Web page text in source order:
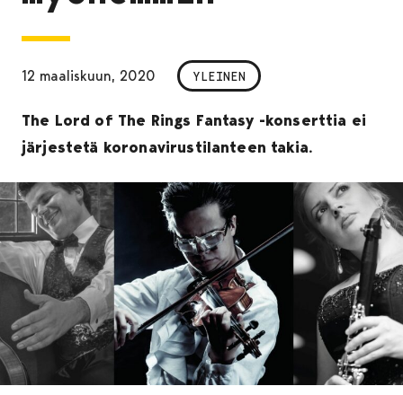
12 maaliskuun, 2020 YLEINEN
The Lord of The Rings Fantasy -konserttia ei
järjestetä koronavirustilanteen takia.